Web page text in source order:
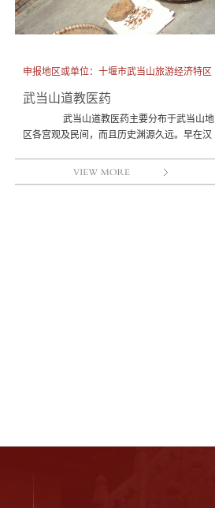
申报地区或单位：十堰市武当山旅游经济特区
武当山道教医药
武当山道教医药主要分布于武当山地
区各宫观及民间，而且历史渊源久远。早在汉